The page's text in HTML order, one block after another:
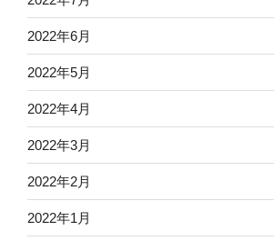
2022年6月
2022年5月
2022年4月
2022年3月
2022年2月
2022年1月